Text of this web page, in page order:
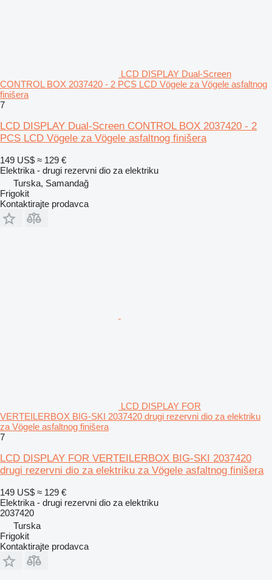
LCD DISPLAY Dual-Screen
CONTROL BOX 2037420 - 2 PCS LCD Vögele za Vögele asfaltnog
finišera
7
LCD DISPLAY Dual-Screen CONTROL BOX 2037420 - 2
PCS LCD Vögele za Vögele asfaltnog finišera
149 US$ ≈ 129 €
Elektrika - drugi rezervni dio za elektriku
Turska, Samandağ
Frigokit
Kontaktirajte prodavca
LCD DISPLAY FOR
VERTEILERBOX BIG-SKI 2037420 drugi rezervni dio za elektriku
za Vögele asfaltnog finišera
7
LCD DISPLAY FOR VERTEILERBOX BIG-SKI 2037420
drugi rezervni dio za elektriku za Vögele asfaltnog finišera
149 US$ ≈ 129 €
Elektrika - drugi rezervni dio za elektriku
2037420
Turska
Frigokit
Kontaktirajte prodavca